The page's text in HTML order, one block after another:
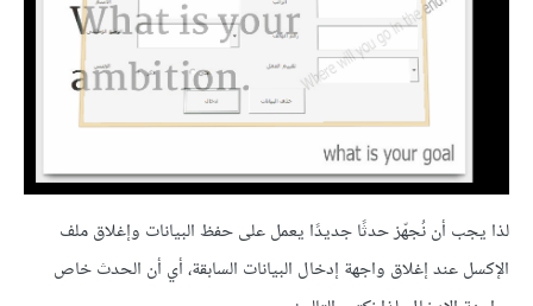
لذا يجب أن نُجهّز حدثًا جديدًا يعمل على حفظ البيانات وإغلاق ملف
الإكسل عند إغلاق واجهة إدخال البيانات السابقة، أي أن الحدث خاص